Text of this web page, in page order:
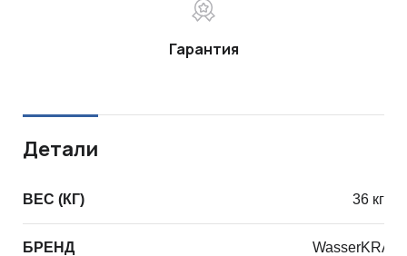
Гарантия
Детали
ВЕС (КГ) 36 кг
БРЕНД